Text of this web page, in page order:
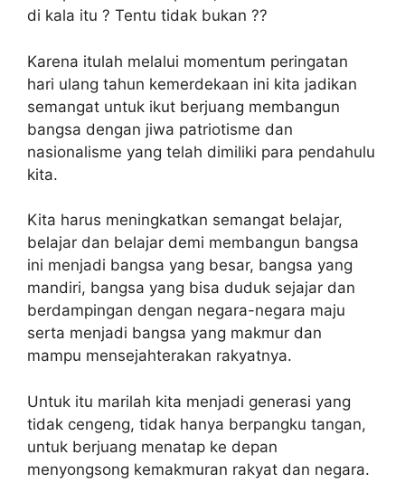
di kala itu ? Tentu tidak bukan ??
Karena itulah melalui momentum peringatan
hari ulang tahun kemerdekaan ini kita jadikan
semangat untuk ikut berjuang membangun
bangsa dengan jiwa patriotisme dan
nasionalisme yang telah dimiliki para pendahulu
kita.
Kita harus meningkatkan semangat belajar,
belajar dan belajar demi membangun bangsa
ini menjadi bangsa yang besar, bangsa yang
mandiri, bangsa yang bisa duduk sejajar dan
berdampingan dengan negara-negara maju
serta menjadi bangsa yang makmur dan
mampu mensejahterakan rakyatnya.
Untuk itu marilah kita menjadi generasi yang
tidak cengeng, tidak hanya berpangku tangan,
untuk berjuang menatap ke depan
menyongsong kemakmuran rakyat dan negara.